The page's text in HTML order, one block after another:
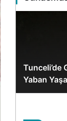
Tunceli’de
Yaban
Karede